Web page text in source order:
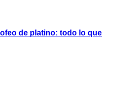
de platino: todo lo que